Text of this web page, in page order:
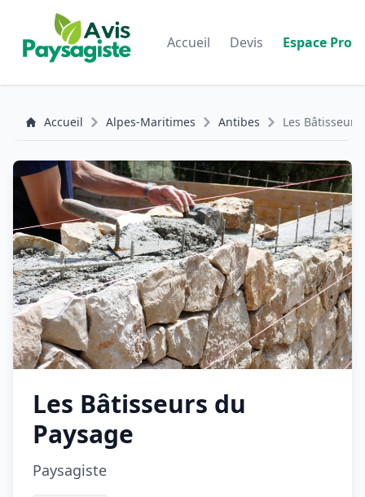
Accueil Devis Espace Pro
Accueil Alpes-Maritimes Antibes Les
Les Bâtisseurs du
Paysage
Paysagiste